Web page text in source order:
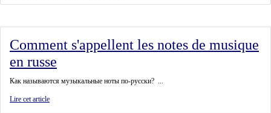
Comment s'appellent les notes de musique
en russe
Как называются музыкальные ноты по-русски? ...
Lire cet article